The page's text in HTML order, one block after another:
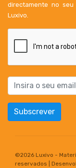
directamente no
Luxivo.
Subscrever
©2026 Luxivo -
reservados |